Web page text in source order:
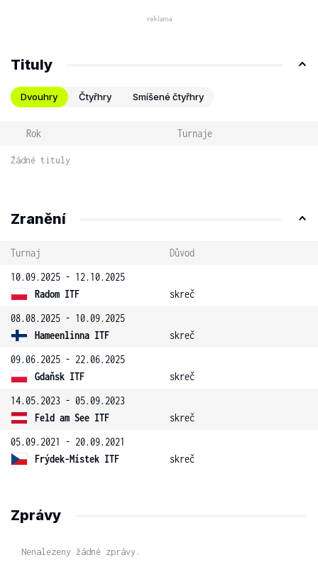
Tituly
Dvouhry Čtyřhry Smíšené čtyřhry
Rok Turnaje
Žádné tituly
Zranění
Turnaj
Důvod
10.09.2025 - 12.10.2025
Radom ITF
skreč
08.08.2025 - 10.09.2025
Hameenlinna ITF
skreč
09.06.2025 - 22.06.2025
Gdaňsk ITF
skreč
14.05.2023 - 05.09.2023
Feld am See ITF
skreč
05.09.2021 - 20.09.2021
Frýdek-Místek ITF
skreč
Zprávy
Nenalezeny žádné zprávy.